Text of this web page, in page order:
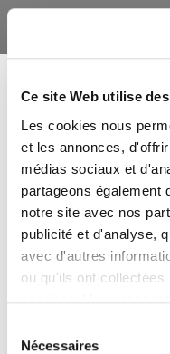
Ce site Web utilise
Les cookies nous
et les annonces,
médias sociaux et
partageons également
notre site avec nos
publicité et d'analyse,
avec d'autres
ou qu'ils ont
Nécessaires